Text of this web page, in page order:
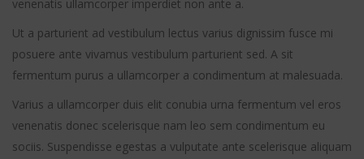
venenatis ullamcorper imperdiet non ante a.
Ut a parturient ad vestibulum lectus varius dignissim fusce mi
posuere ante vivamus vestibulum parturient sed. A sit
fermentum purus a ullamcorper a condimentum at malesuada.
Varius a ullamcorper duis elit conubia urna fermentum vel eros
venenatis donec scelerisque nam leo sem condimentum eu
sociis. Suspendisse egestas a vulputate ante scelerisque aliquam